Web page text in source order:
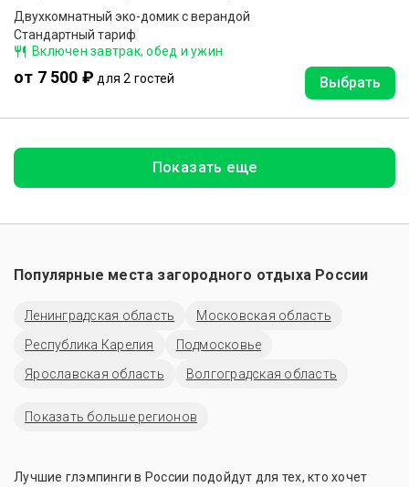
Двухкомнатный эко-домик с верандой
Стандартный тариф
Включен завтрак, обед и ужин
от 7 500 ₽ для 2 гостей Выбрать
Показать еще
Популярные места загородного отдыха России
Ленинградская область
Московская область
Республика Карелия
Подмосковье
Ярославская область
Волгоградская область
Показать больше регионов
Лучшие глэмпинги в России подойдут для тех, кто хочет